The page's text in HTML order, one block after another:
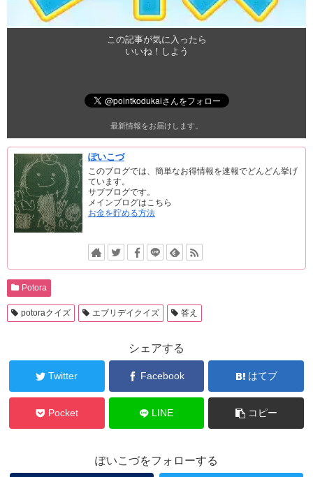
この記事が気に入ったら
いいね！しよう
最新情報をお届けします。
ぽいこづ
このブログでは、簡単なお得情報を速報でどんどん挙げ
ています。
サブブログです。
メインブログはこちら
お金を貯める方法
Potora
potoraクイズ エブリデイクイズ 答え
シェアする
Twitter Facebook はてブ
Pocket LINE コピー
ぽいこづをフォローする